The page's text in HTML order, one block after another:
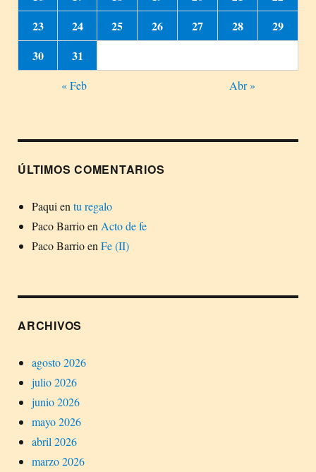
23
24 25 26 27 28
29
30
31
« Feb Abr »
ÚLTIMOS COMENTARIOS
Paqui en tu regalo
Paco Barrioen Acto de fe
Paco Barrioen Fe (II)
ARCHIVOS
agosto 2026
julio 2026
junio 2026
mayo 2026
abril 2026
marzo 2026